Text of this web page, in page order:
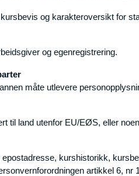
og karakteroversikt for
og egenregistrering.
måte utlevere
til land utenfor EU/EØS, eller
kurshistorikk,
artikkel 6, nr